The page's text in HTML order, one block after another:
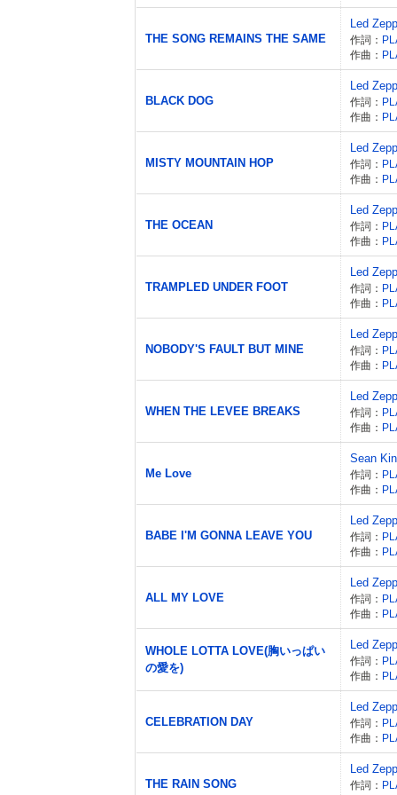
THE SONG REMAINS THE SAME
Led
作詞：
作曲：
BLACK DOG
Led
作詞：
作曲：
MISTY MOUNTAIN HOP
Led
作詞：
作曲：
THE OCEAN
Led
作詞：
作曲：
TRAMPLED UNDER FOOT
Led
作詞：
作曲：
NOBODY'S FAULT BUT MINE
Led
作詞：
作曲：
WHEN THE LEVEE BREAKS
Led
作詞：
作曲：
Me Love
Sean
作詞：
作曲：
BABE I'M GONNA LEAVE YOU
Led
作詞：
作曲：
ALL MY LOVE
Led
作詞：
作曲：
WHOLE LOTTA LOVE(胸いっぱい
の愛を)
Led
作詞：
作曲：
CELEBRATION DAY
Led
作詞：
作曲：
THE RAIN SONG
Led
作詞：